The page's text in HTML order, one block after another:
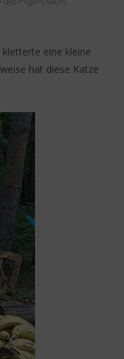
eine kleine
hat diese Katze